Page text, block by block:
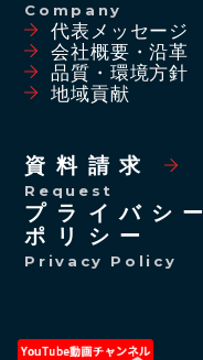
Company
代表メッセージ
会社概要・沿革
品質・環境方針
地域貢献
資料請求
Request
プライバシー
ポリシー
Privacy Policy